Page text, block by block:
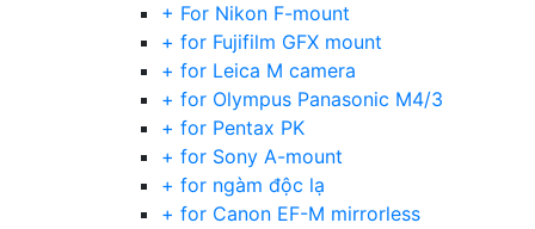
+ For Nikon F-mount
+ for Fujifilm GFX mount
+ for Leica M camera
+ for Olympus Panasonic M4/3
+ for Pentax PK
+ for Sony A-mount
+ for ngàm độc lạ
+ for Canon EF-M mirrorless